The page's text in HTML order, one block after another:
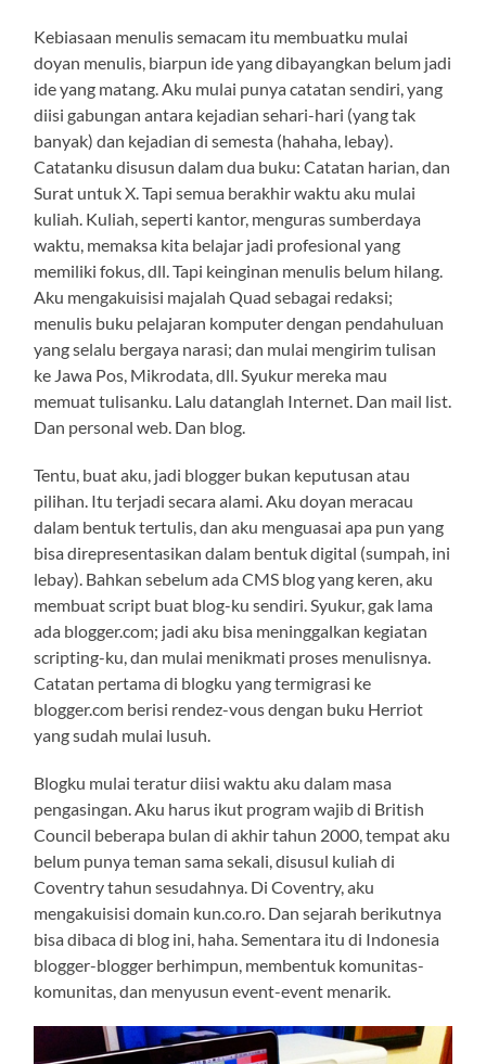
Kebiasaan menulis semacam itu membuatku mulai
doyan menulis, biarpun ide yang dibayangkan belum jadi
ide yang matang. Aku mulai punya catatan sendiri, yang
diisi gabungan antara kejadian sehari-hari (yang tak
banyak) dan kejadian di semesta (hahaha, lebay).
Catatanku disusun dalam dua buku: Catatan harian, dan
Surat untuk X. Tapi semua berakhir waktu aku mulai
kuliah. Kuliah, seperti kantor, menguras sumberdaya
waktu, memaksa kita belajar jadi profesional yang
memiliki fokus, dll. Tapi keinginan menulis belum hilang.
Aku mengakuisisi majalah Quad sebagai redaksi;
menulis buku pelajaran komputer dengan pendahuluan
yang selalu bergaya narasi; dan mulai mengirim tulisan
ke Jawa Pos, Mikrodata, dll. Syukur mereka mau
memuat tulisanku. Lalu datanglah Internet. Dan mail list.
Dan personal web. Dan blog.
Tentu, buat aku, jadi blogger bukan keputusan atau
pilihan. Itu terjadi secara alami. Aku doyan meracau
dalam bentuk tertulis, dan aku menguasai apa pun yang
bisa direpresentasikan dalam bentuk digital (sumpah, ini
lebay). Bahkan sebelum ada CMS blog yang keren, aku
membuat script buat blog-ku sendiri. Syukur, gak lama
ada blogger.com; jadi aku bisa meninggalkan kegiatan
scripting-ku, dan mulai menikmati proses menulisnya.
Catatan pertama di blogku yang termigrasi ke
blogger.com berisi rendez-vous dengan buku Herriot
yang sudah mulai lusuh.
Blogku mulai teratur diisi waktu aku dalam masa
pengasingan. Aku harus ikut program wajib di British
Council beberapa bulan di akhir tahun 2000, tempat aku
belum punya teman sama sekali, disusul kuliah di
Coventry tahun sesudahnya. Di Coventry, aku
mengakuisisi domain kun.co.ro. Dan sejarah berikutnya
bisa dibaca di blog ini, haha. Sementara itu di Indonesia
blogger-blogger berhimpun, membentuk komunitas-
komunitas, dan menyusun event-event menarik.